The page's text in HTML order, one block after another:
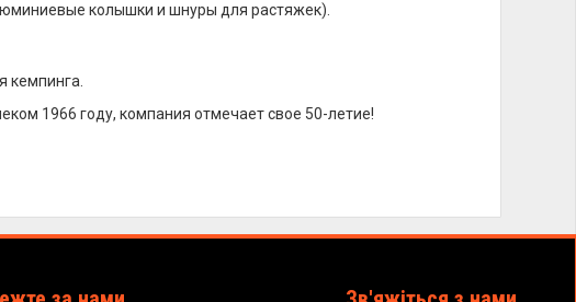
колышки и шнуры для растяжек).
кемпинга.
1966 году, компания отмечает свое 50-летие!